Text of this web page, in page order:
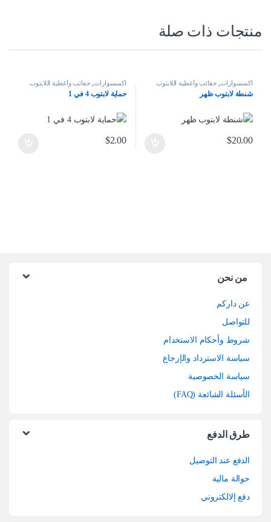
منتجات ذات صلة
اكسسوارات, حقائب وأغطية اللابتوب
شنطة لابتوب ظهر
$20.00
اكسسوارات, حقائب وأغطية اللابتوب
حماية لابتوب 4 في 1
$2.00
من نحن
عن داركم
للتواصل
شروط وأحكام الاستخدام
سياسة الاسترداد والإرجاع
سياسة الخصوصية
الأسئلة الشائعة (FAQ)
طرق الدفع
الدفع عند التوصيل
حوالة مالية
دفع إلالكتروني